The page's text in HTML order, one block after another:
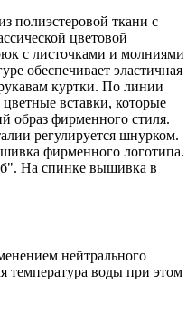
полиэстеровой ткани с
цветовой
с листочками и молниями
обеспечивает эластичная
куртки. По линии
вставки, которые
образ фирменного стиля.
регулируется шнурком.
фирменного логотипа.
На спинке вышивка в
нейтрального
температура воды при этом